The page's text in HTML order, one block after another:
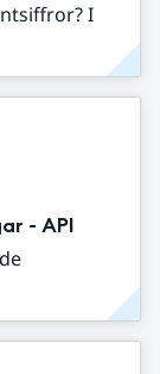
I
- API